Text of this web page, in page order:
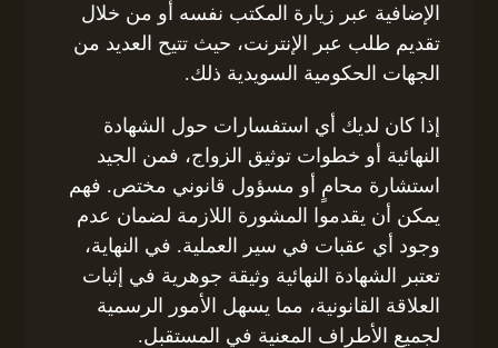
الإضافية عبر زيارة المكتب نفسه أو من خلال
تقديم طلب عبر الإنترنت، حيث تتيح العديد من
الجهات الحكومية السويدية ذلك.
إذا كان لديك أي استفسارات حول الشهادة
النهائية أو خطوات توثيق الزواج، فمن الجيد
استشارة محامٍ أو مسؤول قانوني مختص. فهم
يمكن أن يقدموا المشورة اللازمة لضمان عدم
وجود أي عقبات في سير العملية. في النهاية،
تعتبر الشهادة النهائية وثيقة جوهرية في إثبات
العلاقة القانونية، مما يسهل الأمور الرسمية
لجميع الأطراف المعنية في المستقبل.